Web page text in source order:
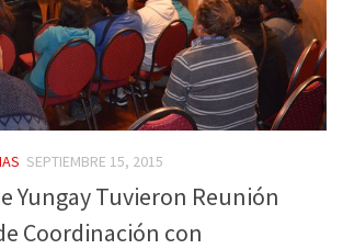
SEPTIEMBRE 15, 2015
Yungay Tuvieron Reunión
Coordinación con